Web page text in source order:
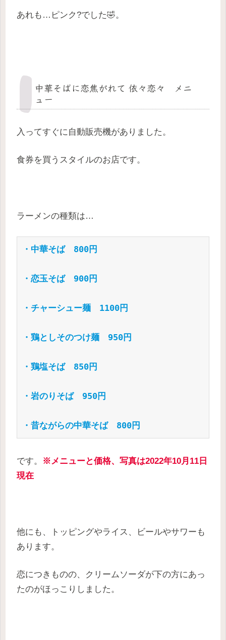
あれも…ピンク?でした🤣。
中華そばに恋焦がれて 依々恋々 メニ
ュー
入ってすぐに自動販売機がありました。
食券を買うスタイルのお店です。
ラーメンの種類は…
・中華そば　800円
・恋玉そば　900円
・チャーシュー麺　1100円
・鶏としそのつけ麺　950円
・鶏塩そば　850円
・岩のりそば　950円
・昔ながらの中華そば　800円
です。
※メニューと価格、写真は2022年10月11日
現在
他にも、トッピングやライス、ビールやサワーも
あります。
恋につきものの、クリームソーダが下の方にあっ
たのがほっこりしました。